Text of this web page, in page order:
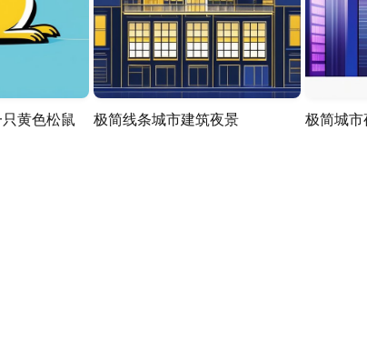
黄色松鼠 极简线条城市建筑夜景 极简城